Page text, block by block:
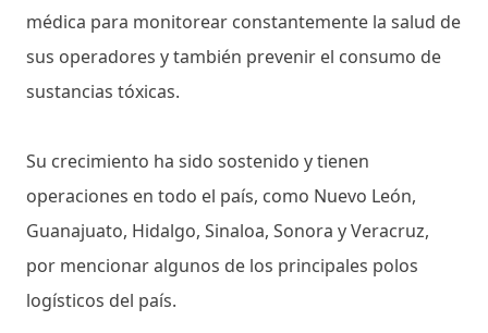
médica para monitorear constantemente la salud de
sus operadores y también prevenir el consumo de
sustancias tóxicas.
Su crecimiento ha sido sostenido y tienen
operaciones en todo el país, como Nuevo León,
Guanajuato, Hidalgo, Sinaloa, Sonora y Veracruz,
por mencionar algunos de los principales polos
logísticos del país.